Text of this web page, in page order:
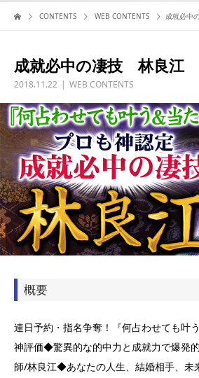
CONTENTS WEB CONTENTS 成就必中
成就必中の凄技 林良江
2018.11.22 WEB CONTENTS
概要
連日予約・指名争奪！『何占わせても叶
神評価◆驚異的な的中力と成就力で爆発
師/林良江◆あなたの人生、結婚相手、未